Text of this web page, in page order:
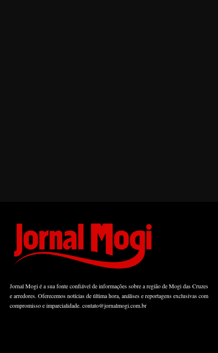
Jornal Mogi é a sua fonte confiável de informações sobre a região de Mogi das Cruzes
e arredores. Oferecemos notícias de última hora, análises e reportagens exclusivas com
compromisso e imparcialidade. contato@jornalmogi.com.br